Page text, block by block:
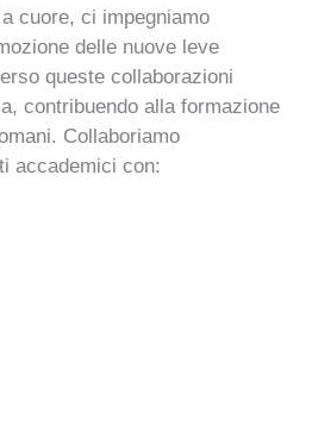
cuore, ci impegniamo
delle nuove leve
queste collaborazioni
contribuendo alla formazione
Collaboriamo
accademici con: